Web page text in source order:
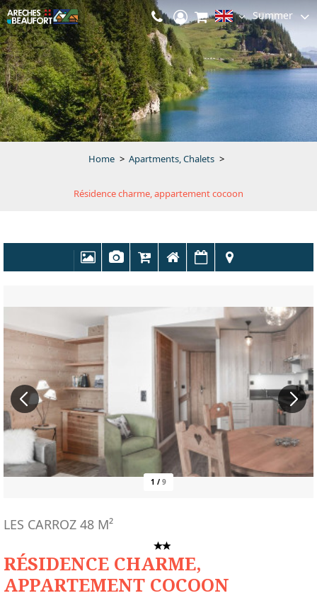
Summer
Home > Apartments, Chalets >
Résidence charme, appartement cocoon
1 / 9
RÉSIDENCE CHARME,
APPARTEMENT COCOON
LES CARROZ 48 M²